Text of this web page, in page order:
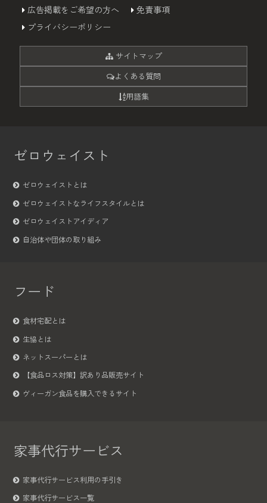
広告掲載をご希望の方へ
免責事項
プライバシーポリシー
サイトマップ
よくある質問
用語集
ゼロウェイスト
ゼロウェイストとは
ゼロウェイストなライフスタイルとは
ゼロウェイストアイディア
自治体や団体の取り組み
フード
食材宅配とは
生協とは
ネットスーパーとは
【食品ロス対策】訳あり品販売サイト
ヴィーガン食品を購入できるサイト
家事代行サービス
家事代行サービス利用の手引き
家事代行サービス一覧